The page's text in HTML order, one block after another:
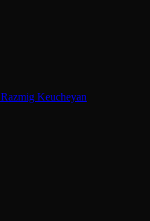
Razmig Keucheyan